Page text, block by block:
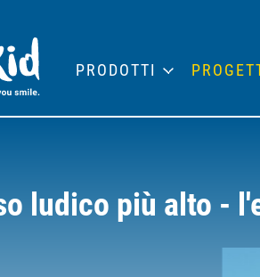
ludico più alto -
PRODOTTI